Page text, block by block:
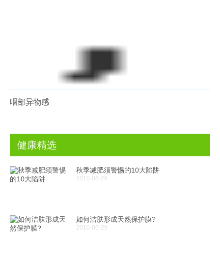
咽部异物感
健康精选
秋季减肥须警惕的10大陷阱
2010-08-28
如何洁肤形成天然保护膜?
2010-06-29